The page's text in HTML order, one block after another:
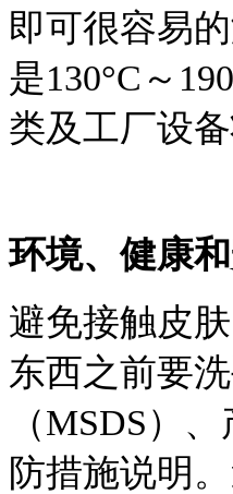
即可很容易
是130°C～
类及工厂设备
环境、健康
避免接触皮
东西之前要
（MSDS）
防措施说明